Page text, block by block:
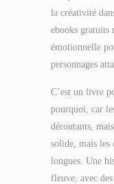
la créativité
ebooks gratuits
émotionnelle
personnages
C’est un livre
pourquoi, car
déroutants,
solide, mais les
longues. Une
fleuve, avec